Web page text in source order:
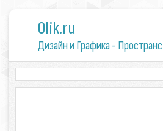
0lik.ru
Дизайн и Графика -